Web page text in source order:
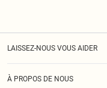
LAISSEZ-NOUS VOUS AIDER
À PROPOS DE NOUS